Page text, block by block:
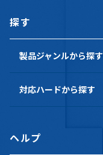
探す
製品ジャンルから探す
対応ハードから探す
ヘルプ